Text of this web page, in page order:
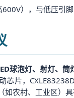
），与低压引
球泡灯、射灯、筒
芯片，
如农村、工业区）